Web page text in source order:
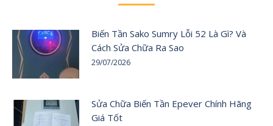
Biến Tần Sako Sumry Lỗi 52 Là Gì? Và
Cách Sửa Chữa Ra Sao
29/07/2026
Sửa Chữa Biến Tần Epever Chính Hãng
Giá Tốt